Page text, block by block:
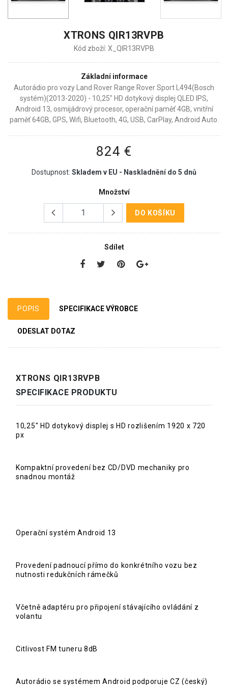
XTRONS QIR13RVPB
Kód zboží: X_QIR13RVPB
Základní informace
Autorádio pro vozy Land Rover Range Rover Sport L494(Bosch
systém)(2013-2020) - 10,25" HD dotykový displej QLED IPS,
Android 13, osmijádrový procesor, operační paměť 4GB, vnitřní
paměť 64GB, GPS, Wifi, Bluetooth, 4G, USB, CarPlay, Android Auto.
824 €
Dostupnost: Skladem v EU - Naskladnění do 5 dnů
Množství
DO KOŠÍKU
Sdílet
POPIS SPECIFIKACE VÝROBCE
ODESLAT DOTAZ
XTRONS QIR13RVPB
SPECIFIKACE PRODUKTU
10,25" HD dotykový displej s HD rozlišením 1920 x 720
px
Kompaktní provedení bez CD/DVD mechaniky pro
snadnou montáž
Operační systém Android 13
Provedení padnoucí přímo do konkrétního vozu bez
nutnosti redukčních rámečků
Včetně adaptéru pro připojení stávajícího ovládání z
volantu
Citlivost FM tuneru 8dB
Autorádio se systémem Android podporuje CZ (český)